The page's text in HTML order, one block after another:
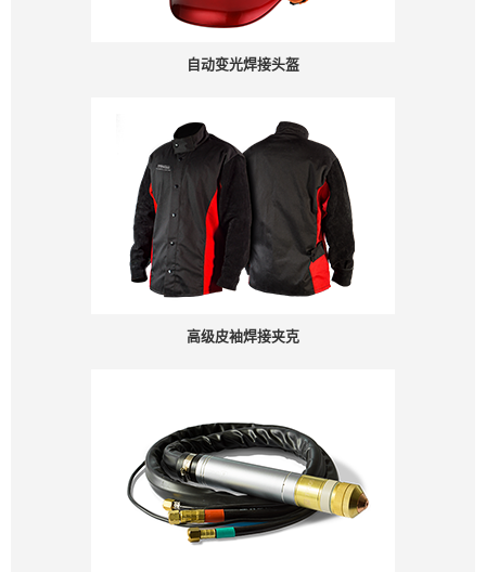
自动变光焊接头盔
高级皮袖焊接夹克